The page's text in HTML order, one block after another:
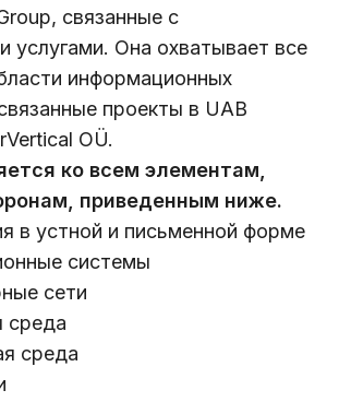
связанные с
услугами. Она охватывает все
информационных
проекты в UAB
OÜ.
ко всем элементам,
приведенным ниже.
в устной и письменной форме
системы
сети
среда
среда